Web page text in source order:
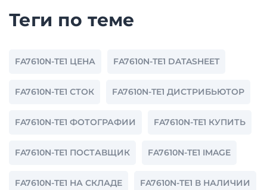
Теги по теме
FA7610N-TE1 ЦЕНА FA7610N-TE1 DATASHEET
FA7610N-TE1 СТОК FA7610N-TE1 ДИСТРИБЬЮТОР
FA7610N-TE1 ФОТОГРАФИИ FA7610N-TE1 КУПИТЬ
FA7610N-TE1 ПОСТАВЩИК FA7610N-TE1 IMAGE
FA7610N-TE1 НА СКЛАДЕ FA7610N-TE1 В НАЛИЧИИ